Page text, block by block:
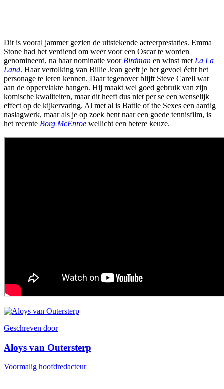
Dit is vooral jammer gezien de uitstekende acteerprestaties. Emma
Stone had het verdiend om weer voor een Oscar te worden
genomineerd, na haar nominatie voor Birdman en winst met La La
Land. Haar vertolking van Billie Jean geeft je het gevoel écht het
personage te leren kennen. Daar tegenover blijft Steve Carell wat
aan de oppervlakte hangen. Hij maakt wel goed gebruik van zijn
komische kwaliteiten, maar dit heeft dus niet per se een wenselijk
effect op de kijkervaring. Al met al is Battle of the Sexes een aardig
naslagwerk, maar als je op zoek bent naar een goede tennisfilm, is
het recente Borg McEnroe wellicht een betere keuze.
Geschreven door
Aloys van Outersterp
Voormalig hoofdredacteur